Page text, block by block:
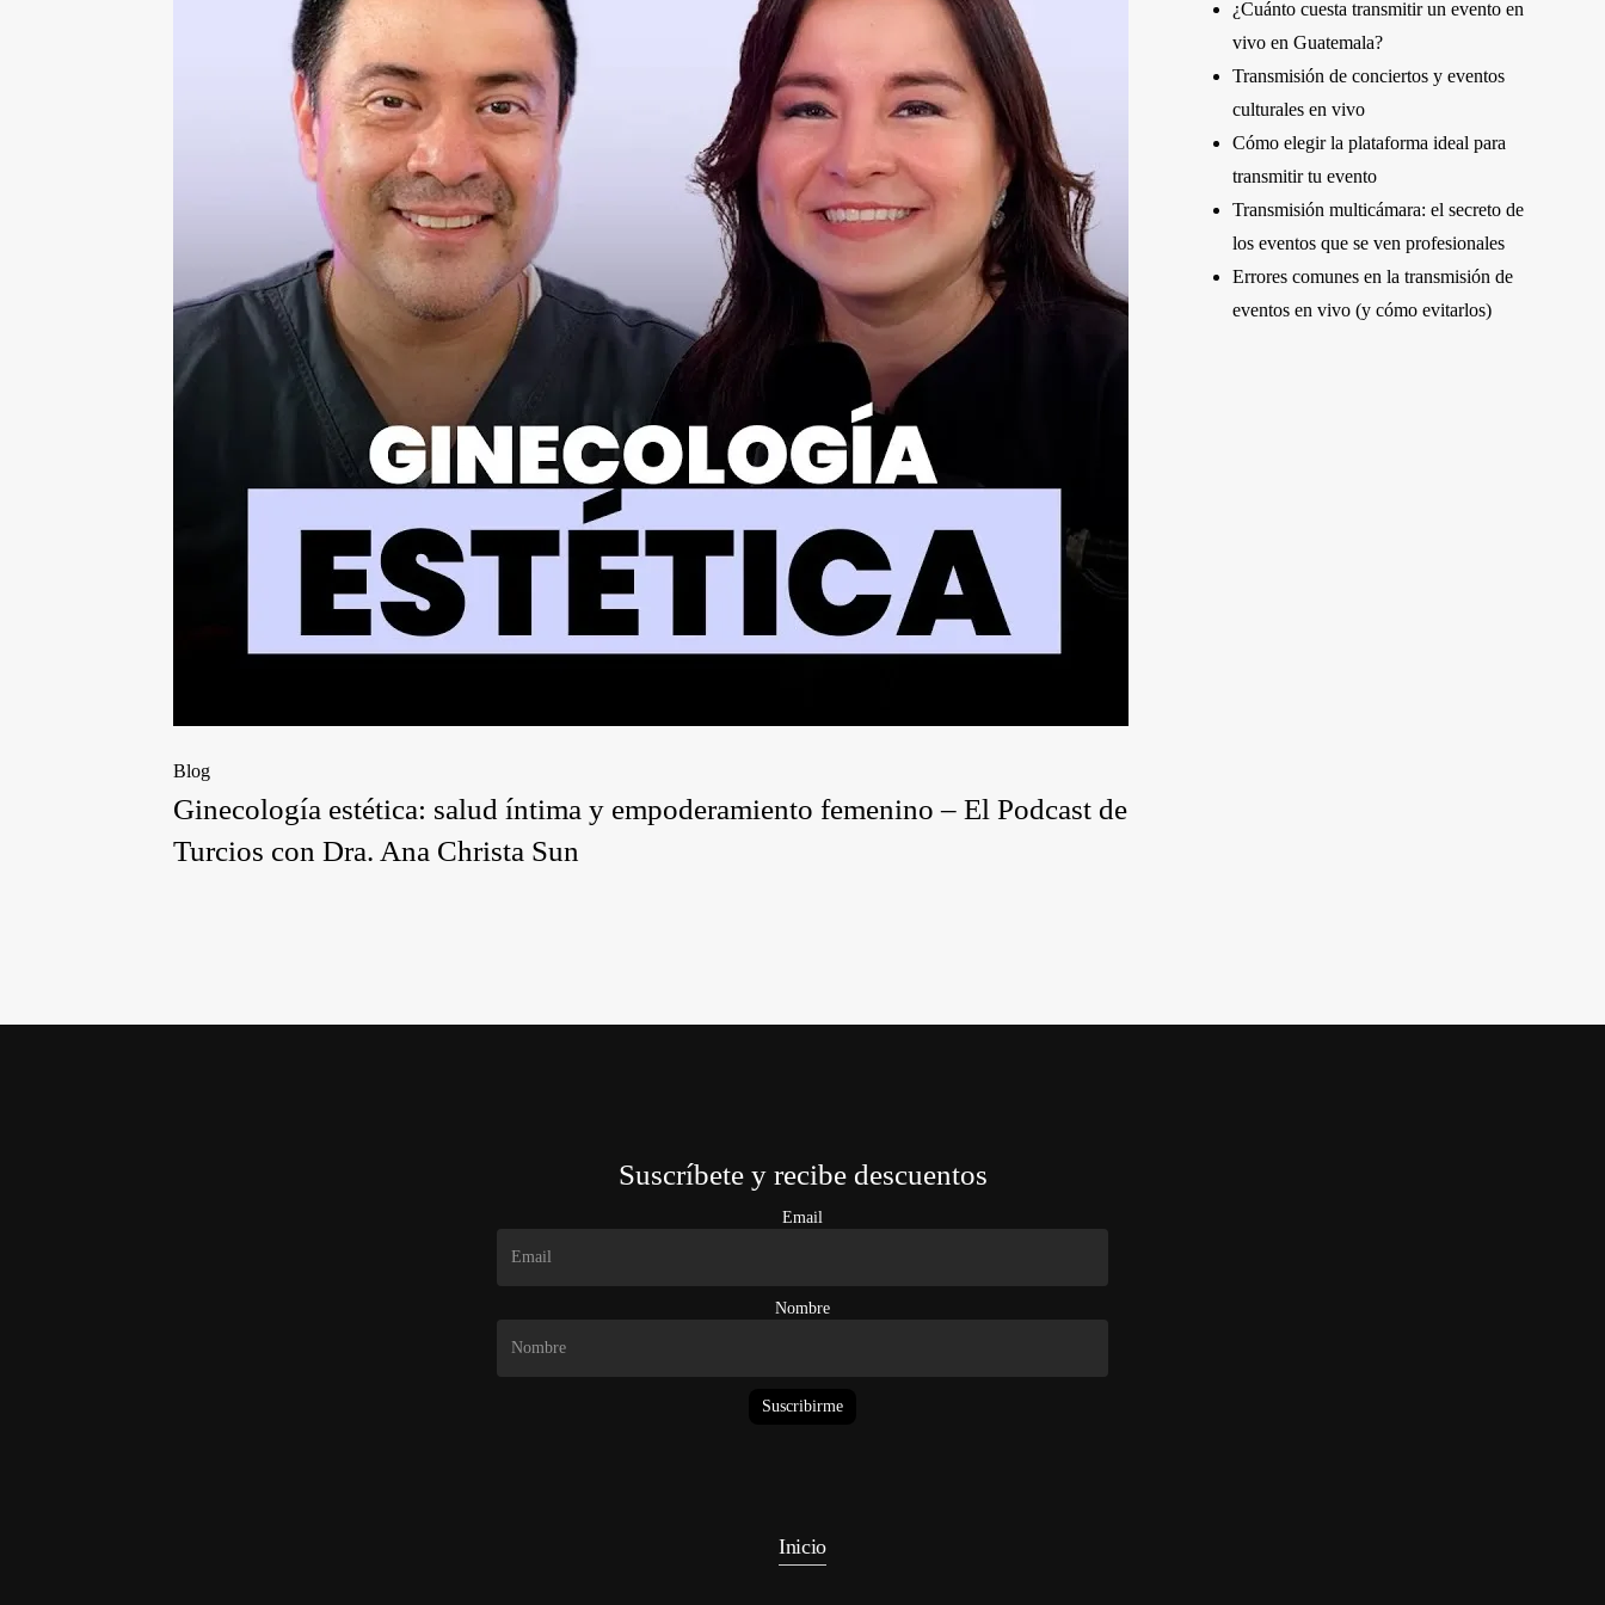
Blog
Ginecología estética: salud íntima y empoderamiento femenino – El Podcast de
Turcios con Dra. Ana Christa Sun
¿Cuánto cuesta transmitir un evento en
vivo en Guatemala?
Transmisión de conciertos y eventos
culturales en vivo
Cómo elegir la plataforma ideal para
transmitir tu evento
Transmisión multicámara: el secreto de
los eventos que se ven profesionales
Errores comunes en la transmisión de
eventos en vivo (y cómo evitarlos)
Suscríbete y recibe descuentos
Email
Nombre
Suscribirme
Inicio